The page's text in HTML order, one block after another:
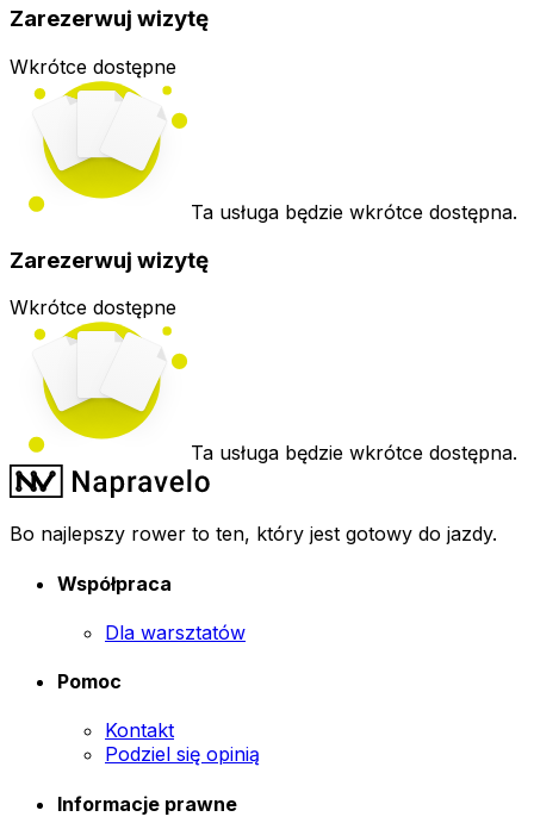
Zarezerwuj wizytę
Wkrótce dostępne
Ta usługa będzie wkrótce dostępna.
Zarezerwuj wizytę
Wkrótce dostępne
Ta usługa będzie wkrótce dostępna.
Bo najlepszy rower to ten, który jest gotowy do jazdy.
Współpraca
Dla warsztatów
Pomoc
Kontakt
Podziel się opinią
Informacje prawne